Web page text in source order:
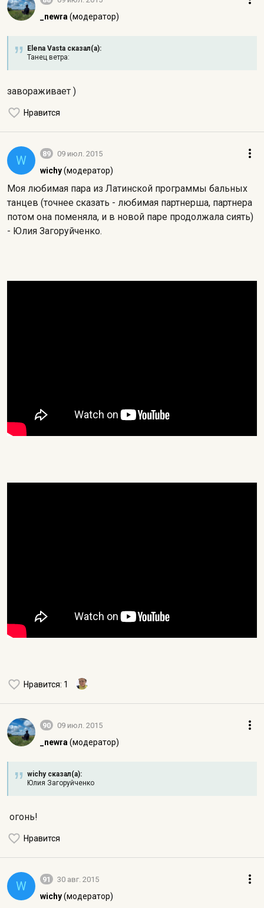
_newra (модератор)
Elena Vasta сказал(а):
Танец ветра:
завораживает )
Нравится
W 89 09 июл. 2015
wichy(модератор)
Моя любимая пара из Латинской программы бальных
танцев (точнее сказать - любимая партнерша, партнера
потом она поменяла, и в новой паре продолжала сиять)
- Юлия Загоруйченко.
Нравится: 1
90 09 июл. 2015
_newra (модератор)
wichy сказал(а):
Юлия Загоруйченко
огонь!
Нравится
W 91 30 авг. 2015
wichy(модератор)